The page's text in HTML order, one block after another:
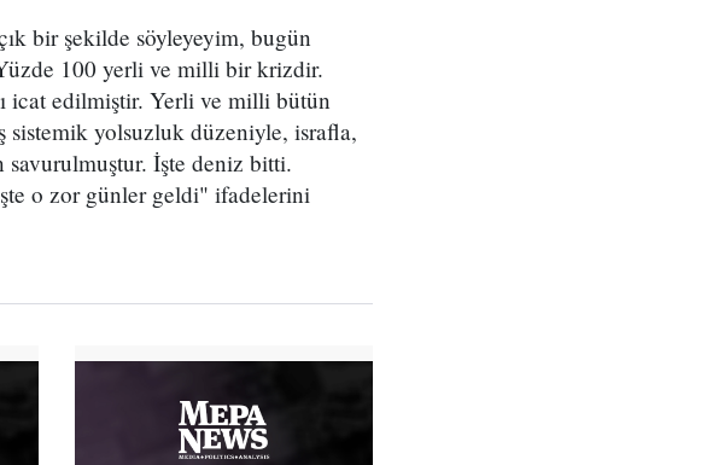
bir şekilde söyleyeyim, bugün
100 yerli ve milli bir krizdir.
icat edilmiştir. Yerli ve milli bütün
sistemik yolsuzluk düzeniyle, israfla,
İşte deniz bitti.
o zor günler geldi" ifadelerini